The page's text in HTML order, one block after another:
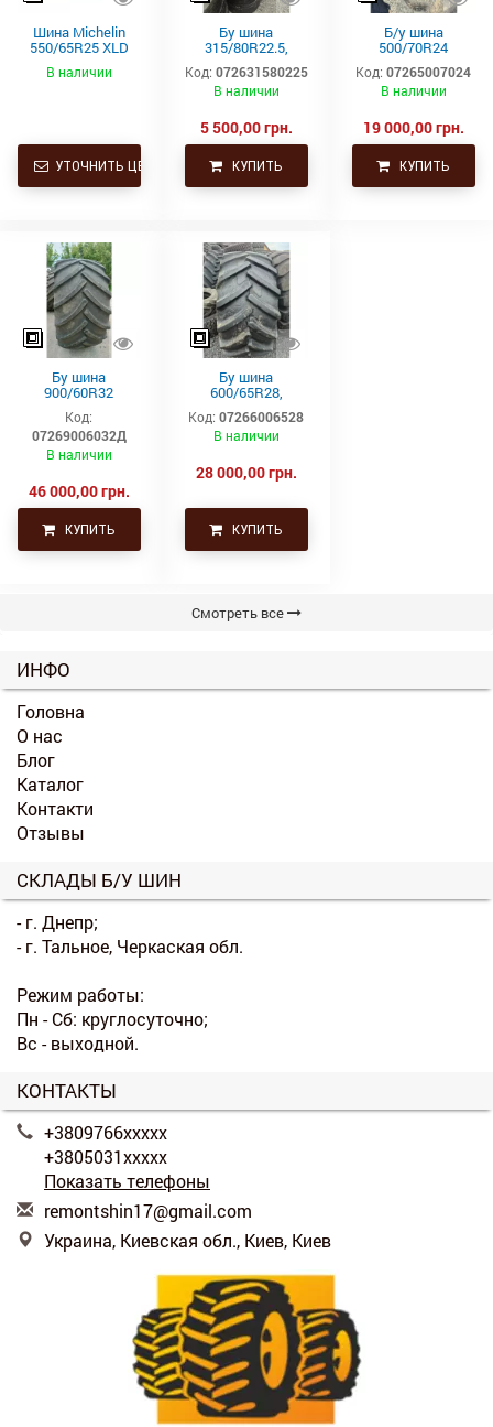
Шина Michelin
550/65R25 XLD
182A2 L3 TL
В наличии
УТОЧНИТЬ ЦЕНУ
Бу шина
315/80R22.5,
315/80Р22.5,
315х80R22.5,
315.80R22.5
ведущая
Код: 072631580225
В наличии
5 500,00 грн.
КУПИТЬ
Б/у шина
500/70R24
(19.5L24)
Trelleborg
Код: 07265007024
В наличии
19 000,00 грн.
КУПИТЬ
Бу шина
900/60R32
(35.5р32)
Continental SVT
Код:
07269006032Д
В наличии
46 000,00 грн.
КУПИТЬ
Бу шина
600/65R28,
600/65р28,
600х65х28
Uniglory (Униглори)
Код: 07266006528
В наличии
28 000,00 грн.
КУПИТЬ
Смотреть все
ИНФО
Головна
О нас
Блог
Каталог
Контакти
Отзывы
СКЛАДЫ Б/У ШИН
- г. Днепр;
- г. Тальное, Черкаская обл.
Режим работы:
Пн - Сб: круглосуточно;
Вс - выходной.
КОНТАКТЫ
+3809766xxxxx
+3805031xxxxx
Показать телефоны
remontshin17@gmail.com
Украина, Киевская обл., Киев, Киев